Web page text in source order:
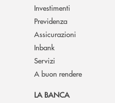
Investimenti
Previdenza
Assicurazioni
Inbank
Servizi
A buon rendere
LA BANCA